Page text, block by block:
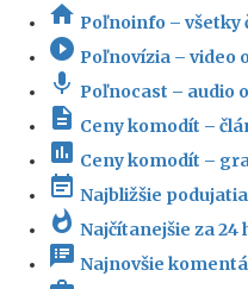
home Poľnoinfo – všetky
play_circle_filled Poľnovízia – video
mic Poľnocast – audio
description Ceny komodít –
insert_chart Ceny komodít –
event_note Najbližšie podujatia
whatshot Najčítanejšie za 24
speaker_notes Najnovšie